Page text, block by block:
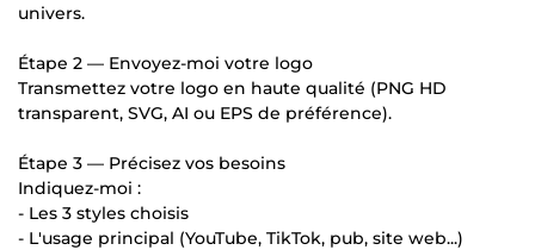
univers.
Étape 2 — Envoyez-moi votre logo
Transmettez votre logo en haute qualité (PNG HD
transparent, SVG, AI ou EPS de préférence).
Étape 3 — Précisez vos besoins
Indiquez-moi :
- Les 3 styles choisis
- L'usage principal (YouTube, TikTok, pub, site web...)